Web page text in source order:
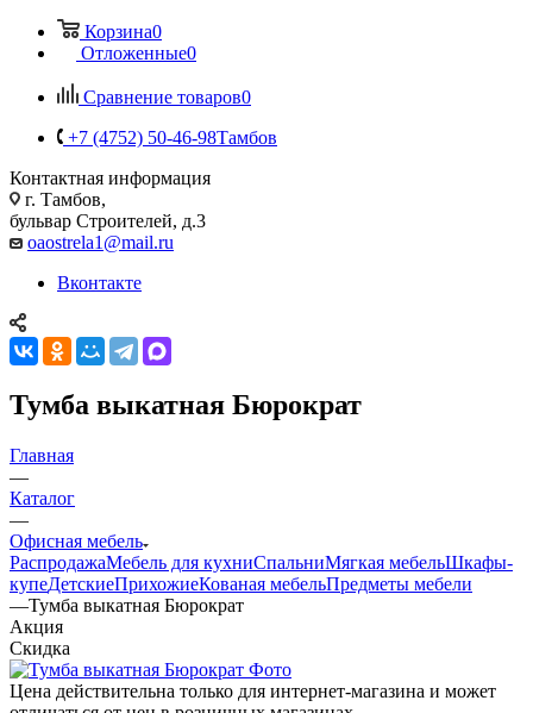
Корзина0
Отложенные0
Сравнение товаров0
+7 (4752) 50-46-98Тамбов
Контактная информация
г. Тамбов,
бульвар Строителей, д.3
oaostrela1@mail.ru
Вконтакте
Тумба выкатная Бюрократ
Главная
—
Каталог
—
Офисная мебель
РаспродажаМебель для кухниСпальниМягкая мебельШкафы-
купеДетскиеПрихожиеКованая мебельПредметы мебели
—Тумба выкатная Бюрократ
Акция
Скидка
Цена действительна только для интернет-магазина и может